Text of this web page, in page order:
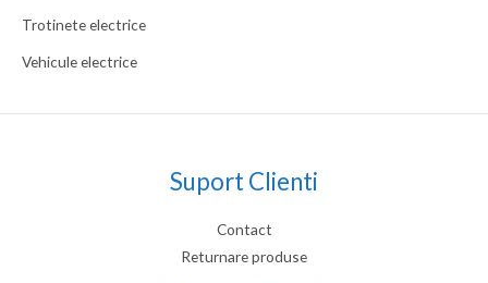
Trotinete electrice
Vehicule electrice
Suport Clienti
Contact
Returnare produse